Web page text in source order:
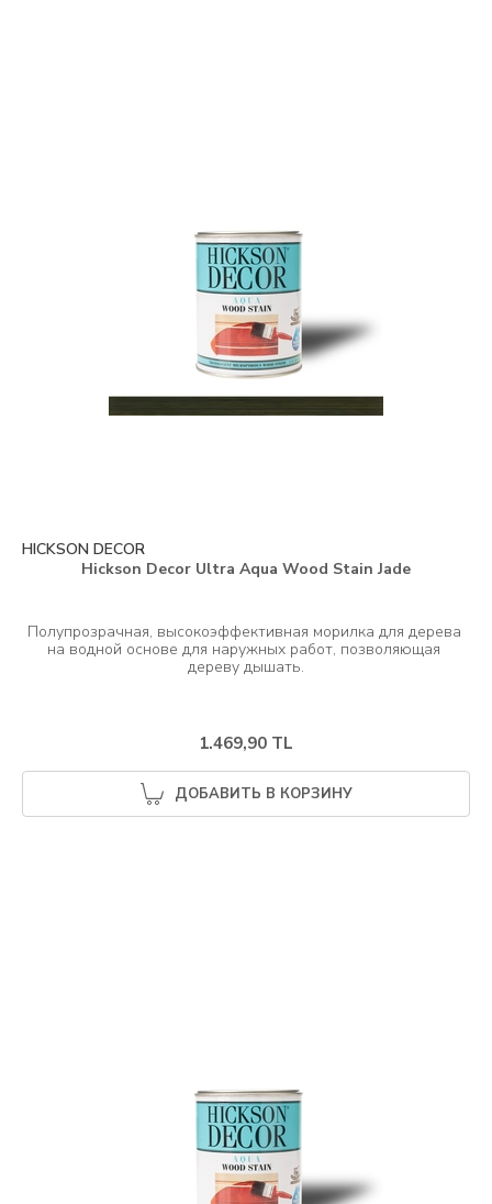
HICKSON DECOR
Hickson Decor Ultra Aqua Wood Stain Jade
Полупрозрачная, высокоэффективная морилка для дерева
на водной основе для наружных работ, позволяющая
1.469,90 TL
ДОБАВИТЬ В КОРЗИНУ